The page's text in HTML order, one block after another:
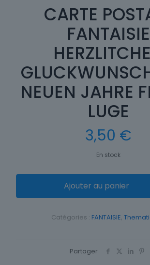
CARTE
FANTAISIE
NEUEN JAHRE
LUGE
3,50 €
En stock
Ajouter au panier
Catégories : FANTAISIE,
Partager